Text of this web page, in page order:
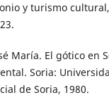
y turismo
María. El gótico en
Soria:
de Soria, 1980.